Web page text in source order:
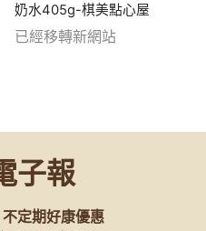
奶水405g-棋美點心屋
已經移轉新網站
子報
定期好康優惠